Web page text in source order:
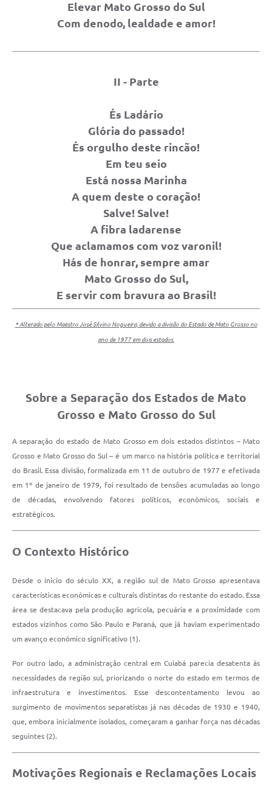
Elevar Mato Grosso do Sul
Com denodo, lealdade e amor!
II - Parte
És Ladário
Glória do passado!
És orgulho deste rincão!
Em teu seio
Está nossa Marinha
A quem deste o coração!
Salve! Salve!
A fibra ladarense
Que aclamamos com voz varonil!
Hás de honrar, sempre amar
Mato Grosso do Sul,
E servir com bravura ao Brasil!
* Alterado pelo Maestro José Silvino Nogueira, devido a divisão do Estado de Mato Grosso no
ano de 1977 em dois estados.
Sobre a Separação dos Estados de Mato
Grosso e Mato Grosso do Sul
A separação do estado de Mato Grosso em dois estados distintos – Mato
Grosso e Mato Grosso do Sul – é um marco na história política e territorial
do Brasil. Essa divisão, formalizada em 11 de outubro de 1977 e efetivada
em 1º de janeiro de 1979, foi resultado de tensões acumuladas ao longo
de décadas, envolvendo fatores políticos, econômicos, sociais e
estratégicos.
O Contexto Histórico
Desde o início do século XX, a região sul de Mato Grosso apresentava
características econômicas e culturais distintas do restante do estado. Essa
área se destacava pela produção agrícola, pecuária e a proximidade com
estados vizinhos como São Paulo e Paraná, que já haviam experimentado
um avanço econômico significativo (1).
Por outro lado, a administração central em Cuiabá parecia desatenta às
necessidades da região sul, priorizando o norte do estado em termos de
infraestrutura e investimentos. Esse descontentamento levou ao
surgimento de movimentos separatistas já nas décadas de 1930 e 1940,
que, embora inicialmente isolados, começaram a ganhar força nas décadas
seguintes (2).
Motivações Regionais e Reclamações Locais